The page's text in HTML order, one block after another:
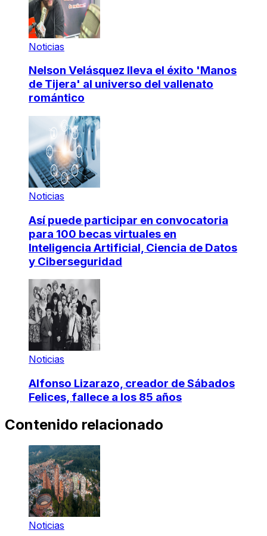
Noticias
Nelson Velásquez lleva el éxito 'Manos
de Tijera' al universo del vallenato
romántico
Noticias
Así puede participar en convocatoria
para 100 becas virtuales en
Inteligencia Artificial, Ciencia de Datos
y Ciberseguridad
Noticias
Alfonso Lizarazo, creador de Sábados
Felices, fallece a los 85 años
Contenido relacionado
Noticias